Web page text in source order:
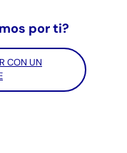
por ti?
CON UN